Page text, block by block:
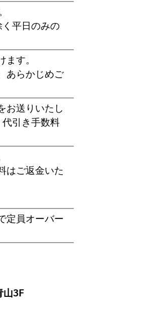
平日のみの
す。
あらかじめご
お送りいたし
引き手数料
はご返金いた
定員オーバー
3F